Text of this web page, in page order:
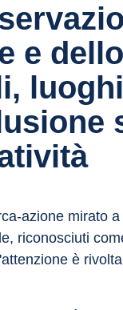
e
azione mirato
riconosciuti
è